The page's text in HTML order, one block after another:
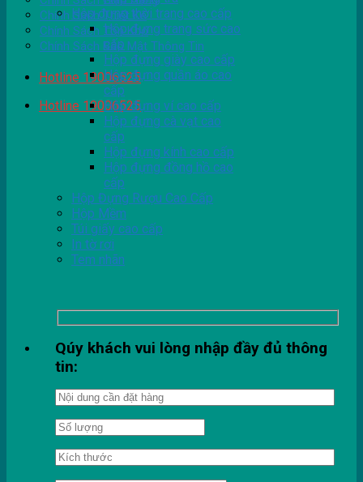
Chính Sách Thiết Kế
Chính Sách Tồn Kho
Chính Sách Bảo Mật Thông Tin
Hotline 19006525
Hotline 19006525
Hộp đựng thời trang cao cấp
Hộp đựng trang sức cao
cấp
Hộp đựng giày cao cấp
Hộp đựng quần áo cao
cấp
Hộp đựng ví cao cấp
Hộp đựng cà vạt cao
cấp
Hộp đựng kính cao cấp
Hộp đựng đồng hồ cao
cấp
Hộp Đựng Rượu Cao Cấp
Hộp Mềm
Túi giấy cao cấp
In tờ rơi
Tem nhãn
Qúy khách vui lòng nhập đầy đủ thông
tin: